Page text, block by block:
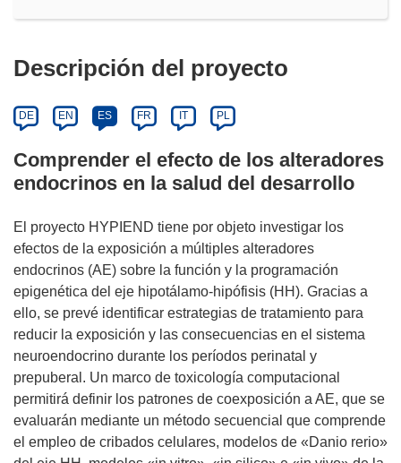
Descripción del proyecto
DE EN ES FR IT PL
Comprender el efecto de los alteradores
endocrinos en la salud del desarrollo
El proyecto HYPIEND tiene por objeto investigar los
efectos de la exposición a múltiples alteradores
endocrinos (AE) sobre la función y la programación
epigenética del eje hipotálamo-hipófisis (HH). Gracias a
ello, se prevé identificar estrategias de tratamiento para
reducir la exposición y las consecuencias en el sistema
neuroendocrino durante los períodos perinatal y
prepuberal. Un marco de toxicología computacional
permitirá definir los patrones de coexposición a AE, que se
evaluarán mediante un método secuencial que comprende
el empleo de cribados celulares, modelos de «Danio rerio»